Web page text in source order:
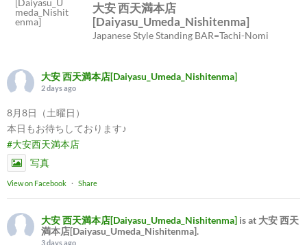
大安 西天満本店
[Daiyasu_Umeda_Nishitenma]
Japanese Style Standing BAR=Tachi-Nomi
大安 西天満本店[Daiyasu_Umeda_Nishitenma]
2 days ago
8月8日（土曜日）
本日もお待ちしております♪
#大安西天満本店
写真
View on Facebook · Share
大安 西天満本店[Daiyasu_Umeda_Nishitenma] is at 大安 西天
満本店[Daiyasu_Umeda_Nishitenma].
3 days ago